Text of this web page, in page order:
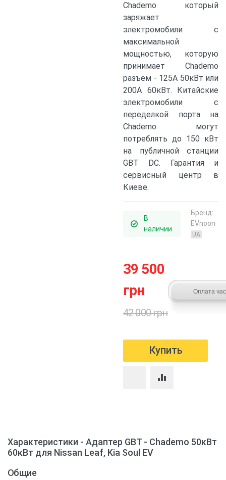
Chademo который
заряжает
электромобили с
максимальной
мощностью, которую
принимает Chademo
разъем - 125А 50кВт или
200A 60кВт. Китайские
электромобили с
переделкой порта на
Chademo могут
потреблять до 150 кВт
на публичной станции
GBT DC. Гарантия и
сервисный центр в
Киеве.
В
наличии
Бренд:
EVnoon
UA
39 500
грн
42 000 грн
Характеристики - Адаптер GBT - Chademo 50кВт
60кВт для Nissan Leaf, Kia Soul EV
Общие